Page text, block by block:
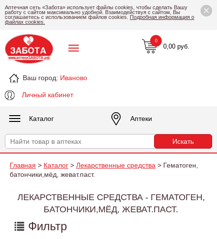
×
Аптечная сеть «Забота» использует файлы cookies, чтобы сделать Вашу
работу с сайтом максимально удобной. Взаимодействуя с сайтом, Вы
соглашаетесь с использованием файлов cookies. Подробная информация о
файлах cookies.
Ваш город: Иваново
Личный кабинет
0,00 руб.
0
Каталог Аптеки
Главная > Каталог > Лекарственные средства > Гематоген,
батончики,мёд, жеват.паст.
ЛЕКАРСТВЕННЫЕ СРЕДСТВА - ГЕМАТОГЕН,
БАТОНЧИКИ,МЁД, ЖЕВАТ.ПАСТ.
Фильтр